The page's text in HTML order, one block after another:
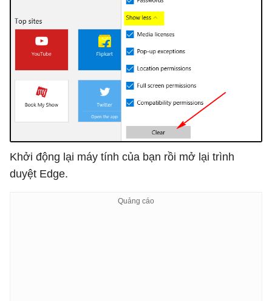
Khởi động lại máy tính của bạn rồi mở lại trình
duyệt Edge.